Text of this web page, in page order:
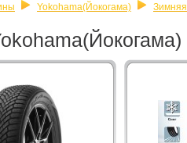
Yokohama(Йокогама)